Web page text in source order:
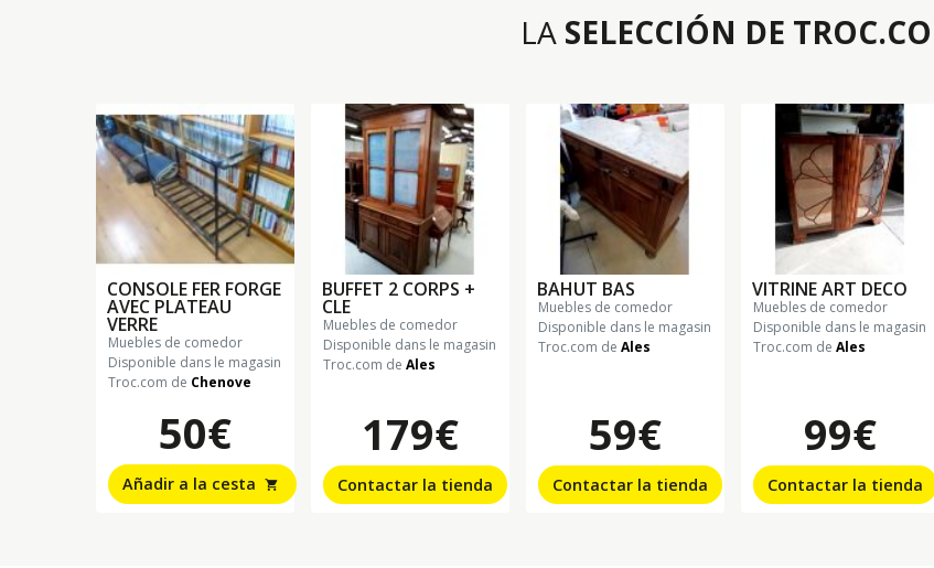
LA SELECCIÓN DE
CONSOLE FER FORGE
AVEC PLATEAU
VERRE
muebles de comedor
Disponible dans le magasin
Troc.com de Chenove
50€
Añadir a la cesta shopping_cart
BUFFET 2 CORPS +
CLE
muebles de comedor
Disponible dans le magasin
Troc.com de Ales
179€
Contactar la tienda
BAHUT BAS
muebles de comedor
Disponible dans le magasin
Troc.com de Ales
59€
Contactar la tienda
VITRINE ART DECO
muebles de comedor
Disponible dans le magasin
Troc.com de Ales
99€
Contactar la tienda